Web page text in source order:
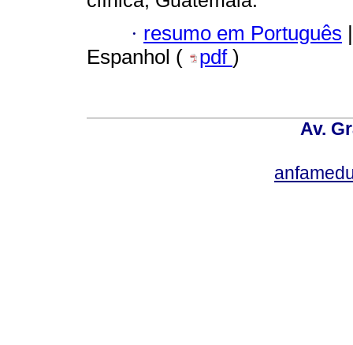
· resumo em Português
Espanhol (
pdf )
Av.